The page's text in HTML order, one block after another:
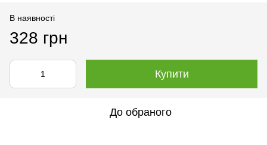
В наявності
328 грн
Купити
До обраного